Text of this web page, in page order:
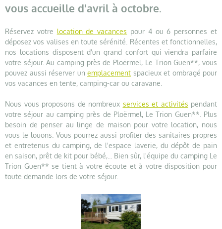
vous accueille d'avril à octobre.
Réservez votre location de vacances pour 4 ou 6 personnes et
déposez vos valises en toute sérénité. Récentes et fonctionnelles,
nos locations disposent d'un grand confort qui viendra parfaire
votre séjour. Au camping près de Ploërmel, Le Trion Guen**, vous
pouvez aussi réserver un emplacement spacieux et ombragé pour
vos vacances en tente, camping-car ou caravane.
Nous vous proposons de nombreux services et activités pendant
votre séjour au camping près de Ploërmel, Le Trion Guen**. Plus
besoin de penser au linge de maison pour votre location, nous
vous le louons. Vous pourrez aussi profiter des sanitaires propres
et entretenus du camping, de l'espace laverie, du dépôt de pain
en saison, prêt de kit pour bébé,... Bien sûr, l'équipe du camping Le
Trion Guen** se tient à votre écoute et à votre disposition pour
toute demande lors de votre séjour.